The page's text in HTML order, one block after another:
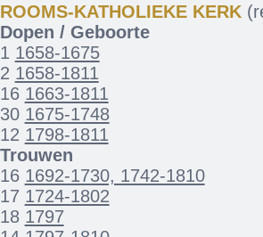
ROOMS-KATHOLIEKE KERK
Dopen / Geboorte
1 1658-1675
2 1658-1811
16 1663-1811
30 1675-1748
12 1798-1811
Trouwen
16 1692-1730, 1742-1810
17 1724-1802
18 1797